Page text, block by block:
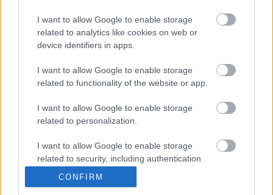
I want to allow Google to enable storage
related to analytics like cookies on web or
device identifiers in apps.
I want to allow Google to enable storage
related to functionality of the website or app.
I want to allow Google to enable storage
related to personalization.
I want to allow Google to enable storage
related to security, including authentication
CONFIRM
Mától jelentkezhetnek a kivitelezők a
háztartások napelemes és fűtési
rendszereit támogató pályázatra
Október végéig érvényesíthetők a
KIEMELT
Kecskeméten is szakirányú